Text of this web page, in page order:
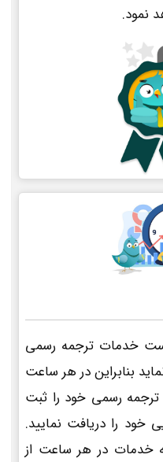
نمود.
خدمات ترجمه رسمی
ارائه نماید بنابراین در هر ساعت
ترجمه رسمی خود را ثبت
خود را دریافت نمایید.
خدمات در هر ساعت از